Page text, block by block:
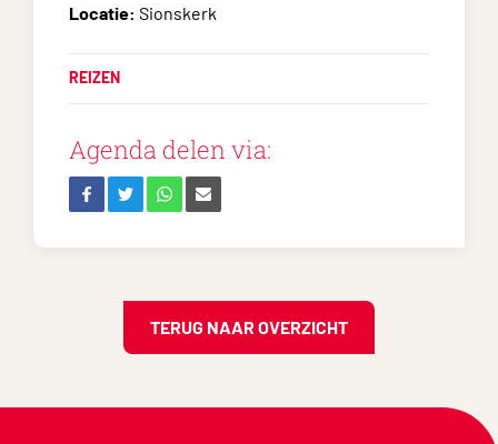
Locatie: Sionskerk
REIZEN
Agenda delen via:
TERUG NAAR OVERZICHT